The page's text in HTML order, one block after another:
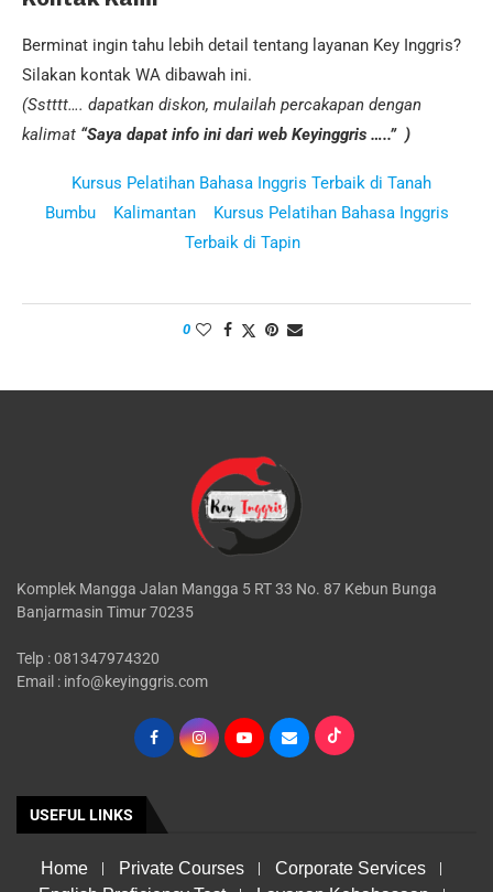
Berminat ingin tahu lebih detail tentang layanan Key Inggris?
Silakan kontak WA dibawah ini.
(Sstttt…. dapatkan diskon, mulailah percakapan dengan
kalimat “Saya dapat info ini dari web Keyinggris …..” )
Kursus Pelatihan Bahasa Inggris Terbaik di Tanah
Bumbu
Kalimantan
Kursus Pelatihan Bahasa Inggris
Terbaik di Tapin
0
Komplek Mangga Jalan Mangga 5 RT 33 No. 87 Kebun Bunga
Banjarmasin Timur 70235
Telp : 081347974320
Email : info@keyinggris.com
USEFUL LINKS
Home Private Courses
Corporate Services